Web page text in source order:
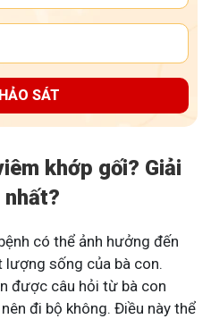
SÁT
khớp gối? Giải
nhất?
có thể ảnh hưởng đến
lượng sống của bà con.
được câu hỏi từ bà con
đi bộ không. Điều này thể